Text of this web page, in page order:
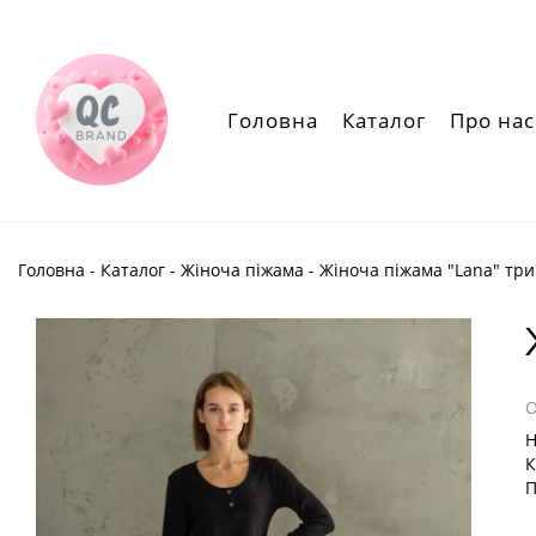
Головна Каталог Про нас
Головна - Каталог - Жіноча піжама - Жіноча піжама "Lana"